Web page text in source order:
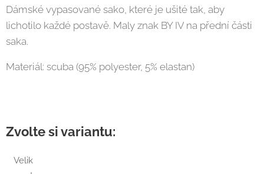
Dámské vypasované sako, které je ušité tak, aby
lichotilo každé postavě. Maly znak BY IV na přední části
saka.
Materiál: scuba (95% polyester, 5% elastan)
Zvolte si variantu:
Velik